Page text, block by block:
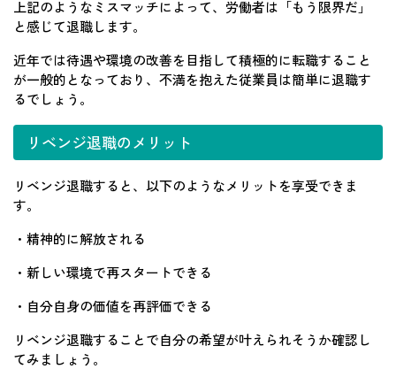
上記のようなミスマッチによって、労働者は「もう限界だ」
と感じて退職します。
近年では待遇や環境の改善を目指して積極的に転職すること
が一般的となっており、不満を抱えた従業員は簡単に退職す
るでしょう。
リベンジ退職のメリット
リベンジ退職すると、以下のようなメリットを享受できま
す。
・精神的に解放される
・新しい環境で再スタートできる
・自分自身の価値を再評価できる
リベンジ退職することで自分の希望が叶えられそうか確認し
てみましょう。